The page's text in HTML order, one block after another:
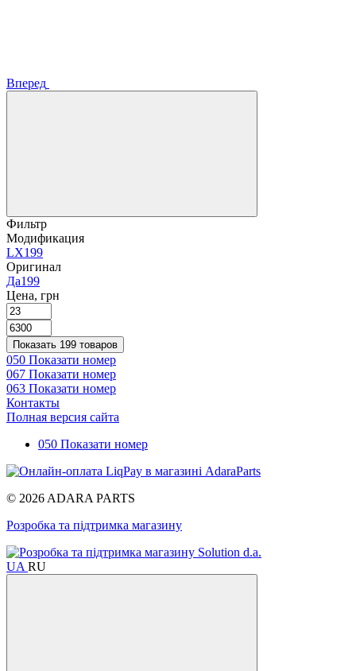
Вперед
Фильтр
Модификация
LX199
Оригинал
Да199
Цена, грн
Показать 199 товаров
050 Показати номер
067 Показати номер
063 Показати номер
Контакты
Полная версия сайта
050 Показати номер
© 2026 ADARA PARTS
Розробка та підтримка магазину
UA RU